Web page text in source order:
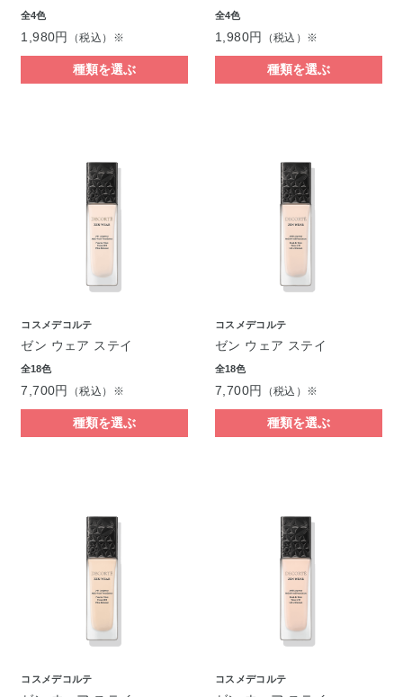
全4色
1,980円 （税込）※
種類を選ぶ
全4色
1,980円 （税込）※
種類を選ぶ
コスメデコルテ
ゼン ウェア ステイ
全18色
7,700円 （税込）※
種類を選ぶ
コスメデコルテ
ゼン ウェア ステイ
全18色
7,700円 （税込）※
種類を選ぶ
コスメデコルテ コスメデコルテ